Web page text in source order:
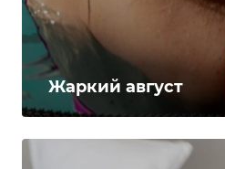
Жаркий август